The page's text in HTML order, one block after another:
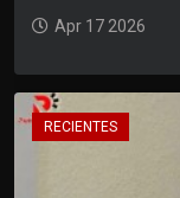
Apr 17 2026
RECIENTES